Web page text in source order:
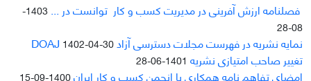
فصلنامه ارزش آفرینی در مدیریت کسب و کار توانست در ...
1403-
08-28
نمایه نشریه در فهرست مجلات دسترسی آزاد DOAJ1402-04-30
تغییر صاحب امتیازی نشریه 1401-06-28
امضای تفاهم نامه همکاری با انجمن کسب و کار ایران1400-09-15